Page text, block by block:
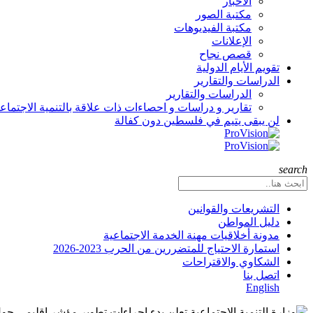
مكتبة الصور
مكتبة الفيديوهات
الإعلانات
قصص نجاح
تقويم الأيام الدولية
الدراسات والتقارير
الدراسات والتقارير
تقارير و دراسات و احصاءات ذات علاقة بالتنمية
لن يبقى يتيم في فلسطين دون كفالة
search
التشريعات والقوانين
دليل المواطن
مدونة أخلاقيات مهنة الخدمة الاجتماعية
استمارة الاحتياج للمتضررين من الحرب 2023-2026
الشكاوي والاقتراحات
اتصل بنا
English